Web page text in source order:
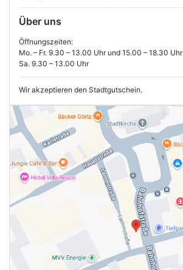
Über uns
Öffnungszeiten:
Mo. – Fr. 9.30 – 13.00 Uhr und 15.00 – 18.30 Uhr
Sa. 9.30 – 13.00 Uhr
Wir akzeptieren den Stadtgutschein.